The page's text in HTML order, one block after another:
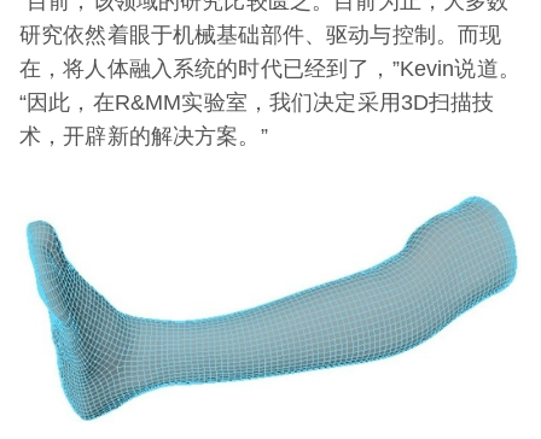
研究依然着眼于机械基础部件、驱动与控制。而现
在，将人体融入系统的时代已经到了，”Kevin说道。
“因此，在R&MM实验室，我们决定采用3D扫描技
术，开辟新的解决方案。”